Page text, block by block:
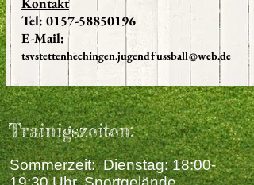
Tel: 0157-58850196
E-Mail:
tsvstettenhechingen.jugendfussball@web.de
Trainigszeiten:
Sommerzeit: Dienstag: 18:00-